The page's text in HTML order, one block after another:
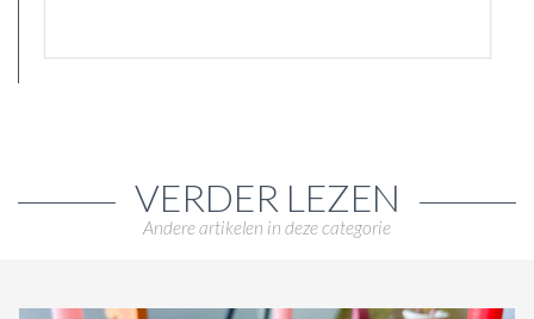
VERDER LEZEN
Andere artikelen in deze categorie